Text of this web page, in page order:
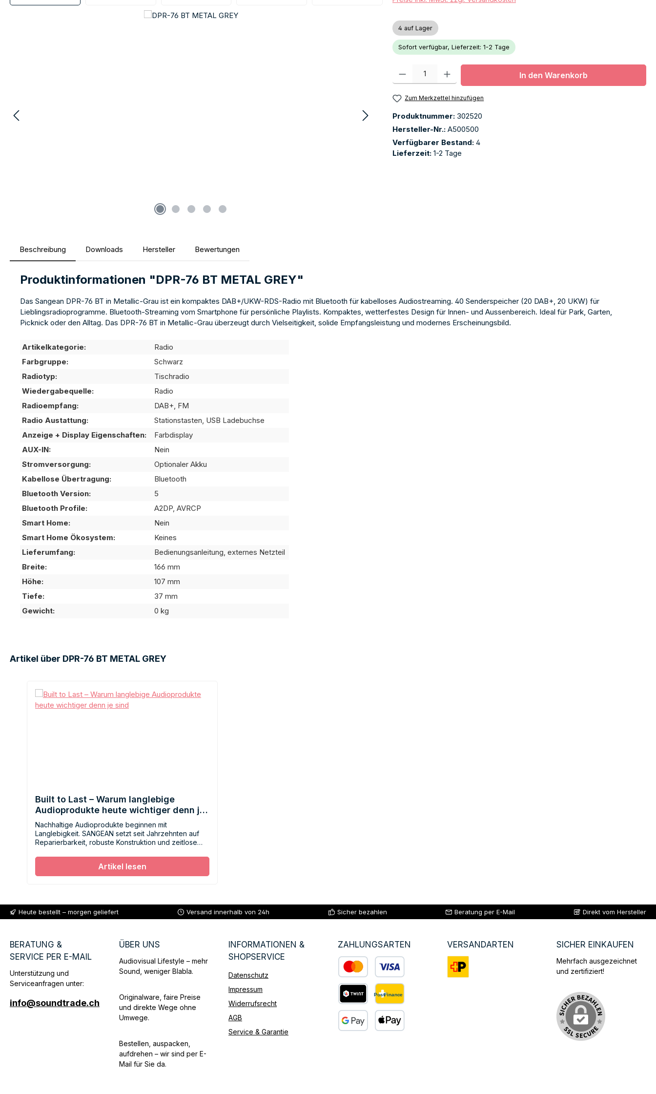
4 auf Lager
Sofort verfügbar, Lieferzeit: 1-2 Tage
Produkt Anzahl: Gib den gewünschten Wert ein oder benutze die Schaltflächen
In den Warenkorb
Zum Merkzettel hinzufügen
Produktnummer: 302520
Hersteller-Nr.: A500500
Verfügbarer Bestand: 4
Lieferzeit: 1-2 Tage
Beschreibung Downloads Hersteller Bewertungen
Produktinformationen "DPR-76 BT METAL GREY"
Das Sangean DPR-76 BT in Metallic-Grau ist ein kompaktes DAB+/UKW-RDS-Radio mit Bluetooth für kabelloses Audiostreaming. 40 Senderspeicher (20 DAB+, 20 UKW) für
Lieblingsradioprogramme. Bluetooth-Streaming vom Smartphone für persönliche Playlists. Kompaktes, wetterfestes Design für Innen- und Aussenbereich. Ideal für Park, Garten,
Picknick oder den Alltag. Das DPR-76 BT in Metallic-Grau überzeugt durch Vielseitigkeit, solide Empfangsleistung und modernes Erscheinungsbild.
Artikelkategorie:
Radio
Farbgruppe:
Schwarz
Radiotyp:
Tischradio
Wiedergabequelle:
Radio
Radioempfang:
DAB+, FM
Radio Austattung:
Stationstasten, USB Ladebuchse
Anzeige + Display Eigenschaften:
Farbdisplay
AUX-IN:
Nein
Stromversorgung:
Optionaler Akku
Kabellose Übertragung:
Bluetooth
Bluetooth Version:
5
Bluetooth Profile:
A2DP, AVRCP
Smart Home:
Nein
Smart Home Ökosystem:
Keines
Lieferumfang:
Bedienungsanleitung, externes Netzteil
Breite:
166 mm
Höhe:
107 mm
Tiefe:
37 mm
Gewicht:
0 kg
Artikel über DPR-76 BT METAL GREY
Built to Last – Warum langlebige
Audioprodukte heute wichtiger denn je
sind
Nachhaltige Audioprodukte beginnen mit
Langlebigkeit. SANGEAN setzt seit Jahrzehnten auf
Reparierbarkeit, robuste Konstruktion und zeitlose
Wegwerfmentalität.
Artikel lesen
Heute bestellt – morgen geliefert Versand innerhalb von 24h Sicher bezahlen Beratung per E-Mail Direkt vom Hersteller
BERATUNG &
SERVICE PER E-MAIL
Unterstützung und
Serviceanfragen unter:
info@soundtrade.ch
ÜBER UNS
Audiovisual Lifestyle – mehr
Sound, weniger Blabla.
Originalware, faire Preise
und direkte Wege ohne
Umwege.
Bestellen, auspacken,
aufdrehen – wir sind per E-
Mail für Sie da.
INFORMATIONEN &
SHOPSERVICE
Datenschutz
Impressum
Widerrufsrecht
AGB
Service & Garantie
ZAHLUNGSARTEN
Benutzerdefiniertes Bild 1
Benutzerdefiniertes Bild 2
VERSANDARTEN SICHER EINKAUFEN
Mehrfach ausgezeichnet
und zertifiziert!